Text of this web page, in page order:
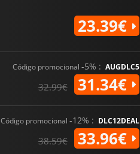
23.39€
Código promocional -5% : AUGDLC5
32.99€ 31.34€
Código promocional -12% : DLC12DEAL
38.59€ 33.96€